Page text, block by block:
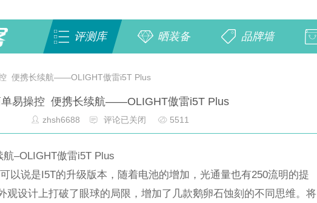
评测库 晒装备 品牌墙
便携长续航——OLIGHT傲雷i5T Plus
易操控 便携长续航——OLIGHT傲雷i5T Plus
zhsh6688 评论已关闭 5511
–OLIGHT傲雷i5T Plus
以说是I5T的升级版本，随着电池的增加，光通量也有250流明的提
观设计上打破了眼球的局限，增加了几款鹅卵石蚀刻的不同思维。将